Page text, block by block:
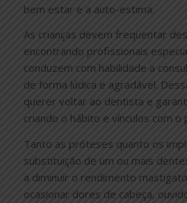
bem estar e a auto-estima.
As crianças devem freqüentar
encontrando profissionais
conduzem com habilidade a
de forma lúdica e agradável.
querer voltar ao dentista e
criando o hábito e vínculos com o
Tanto as próteses quanto os
substituição de um ou mais
a diminuir o rendimento
ocasionar dores de cabeça,